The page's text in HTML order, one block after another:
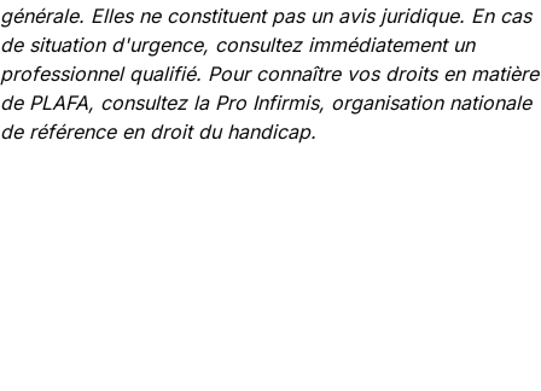
générale. Elles ne constituent pas un avis juridique. En cas
de situation d'urgence, consultez immédiatement un
professionnel qualifié. Pour connaître vos droits en matière
de PLAFA, consultez la Pro Infirmis, organisation nationale
de référence en droit du handicap.